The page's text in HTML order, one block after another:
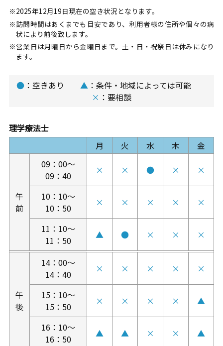
※2025年12月19日現在の空き状況となります。
※訪問時間はあくまでも目安であり、利用者様の住所や個々の病
状により前後致します。
※営業日は月曜日から金曜日まで。土・日・祝祭日は休みになり
ます。
●：空きあり ▲ ：条件・地域によっては可能
× ：要相談
理学療法士
月
火 水 木 金
午
前
09：00～
09：40
× × ● × ×
10：10～
10：50
× × × × ×
11：10～
11：50
▲ ● × × ×
午
後
14：00～
14：40
× × × × ×
15：10～
15：50
× × × × ▲
16：10～
16：50
▲ ▲ × × ▲